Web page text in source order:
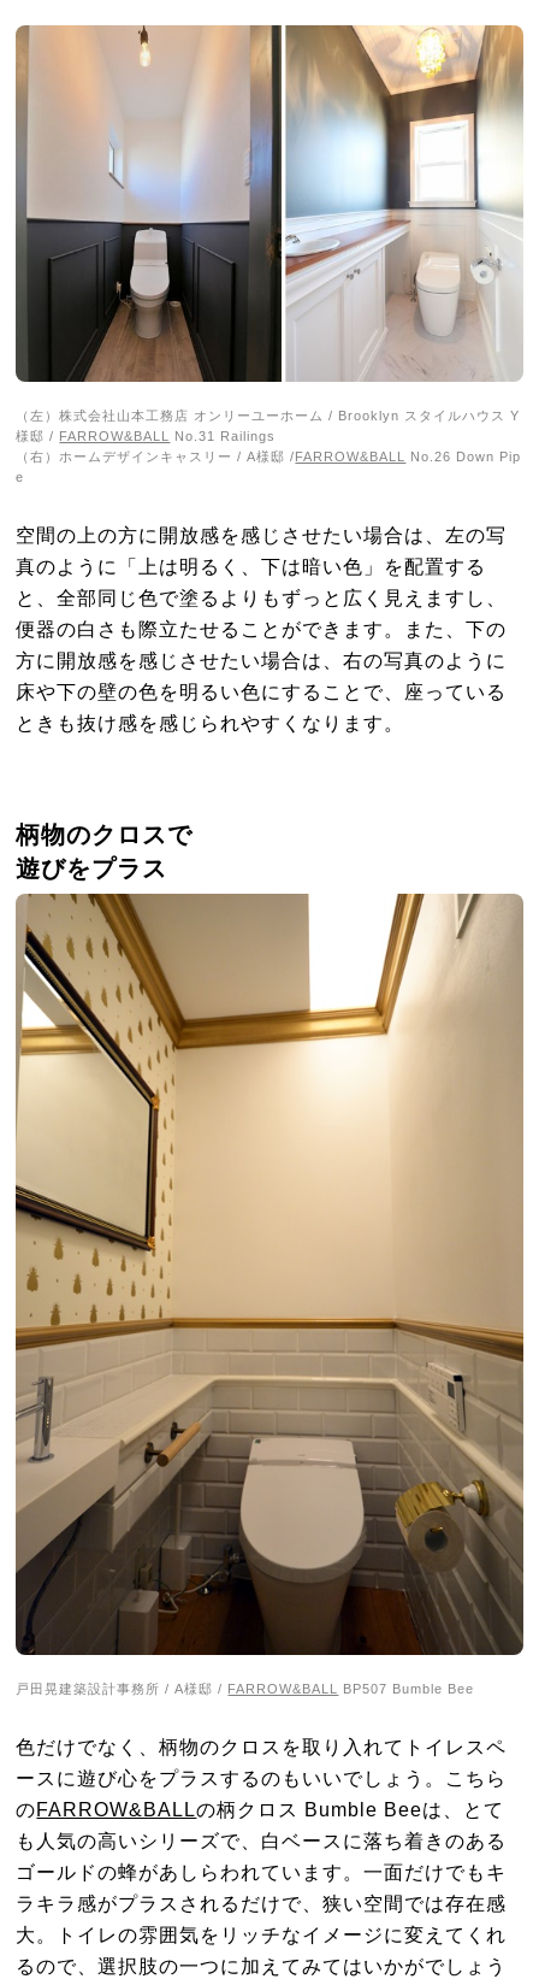
（左）株式会社山本工務店 オンリーユーホーム / Brooklyn スタイルハウス Y
様邸 / FARROW&BALL
No.31 Railings
（右）ホームデザインキャスリー / A様邸 /FARROW&BALL
No.26 Down Pip
e
空間の上の方に開放感を感じさせたい場合は、左の写
真のように「上は明るく、下は暗い色」を配置する
と、全部同じ色で塗るよりもずっと広く見えますし、
便器の白さも際立たせることができます。また、下の
方に開放感を感じさせたい場合は、右の写真のように
床や下の壁の色を明るい色にすることで、座っている
ときも抜け感を感じられやすくなります。
柄物のクロスで
遊びをプラス
戸田晃建築設計事務所 / A様邸 / FARROW&BALL BP507 Bumble Bee
色だけでなく、柄物のクロスを取り入れてトイレスペ
ースに遊び心をプラスするのもいいでしょう。こちら
のFARROW&BALLの柄クロス Bumble Beeは、とて
も人気の高いシリーズで、白ベースに落ち着きのある
ゴールドの蜂があしらわれています。一面だけでもキ
ラキラ感がプラスされるだけで、狭い空間では存在感
大。トイレの雰囲気をリッチなイメージに変えてくれ
るので、選択肢の一つに加えてみてはいかがでしょう